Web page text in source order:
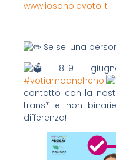
www.iosonoiovoto.it
—-
Se sei una
8-9
#votiamoanchenoi
contatto con la
trans* e non
differenza!